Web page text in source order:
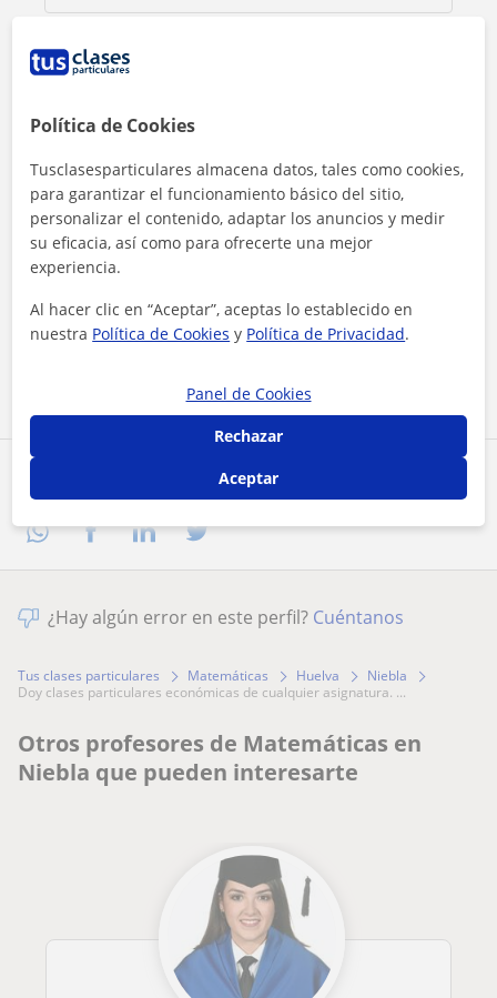
Comparte a este profesor
¿Hay algún error en este perfil? Cuéntanos
Tus clases particulares Matemáticas Huelva
Niebla
doy clases particulares económicas de cualquier asignatura. ...
Otros profesores de Matemáticas en
Niebla que pueden interesarte
Política de Cookies
Tusclasesparticulares almacena datos, tales como cookies,
para garantizar el funcionamiento básico del sitio,
personalizar el contenido, adaptar los anuncios y medir
su eficacia, así como para ofrecerte una mejor
experiencia.
Al hacer clic en “Aceptar”, aceptas lo establecido en
nuestra Política de Cookies y Política de Privacidad.
Panel de Cookies
Rechazar
Aceptar